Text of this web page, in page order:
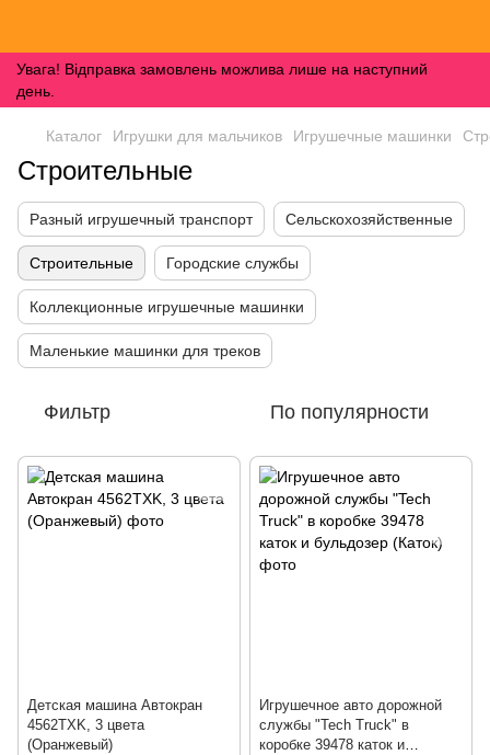
Увага! Відправка замовлень можлива лише на наступний
день.
Каталог Игрушки для мальчиков Игрушечные машинки
Строительные
Разный игрушечный транспорт Сельскохозяйственные
Строительные Городские службы
Коллекционные игрушечные машинки
Маленькие машинки для треков
Фильтр По популярности
Детская машина Автокран
4562TXK, 3 цвета
(Оранжевый)
Игрушечное авто дорожной
службы "Tech Truck" в
коробке 39478 каток и